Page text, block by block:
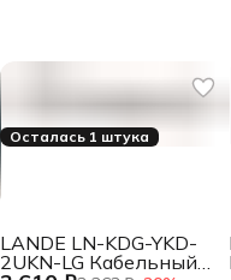
Осталась 1 штука
LANDE LN-KDG-YKD-
2UKN-LG Кабельный